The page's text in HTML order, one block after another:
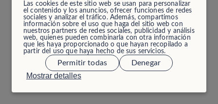
Las cookies de este sitio web se usan para personalizar
el contenido y los anuncios, ofrecer funciones de redes
sociales y analizar el tráfico. Además, compartimos
información sobre el uso que haga del sitio web con
nuestros partners de redes sociales, publicidad y análisis
web, quienes pueden combinarla con otra información
que les haya proporcionado o que hayan recopilado a
partir del uso que haya hecho de sus servicios.
Mostrar detalles
Permitir todas Denegar